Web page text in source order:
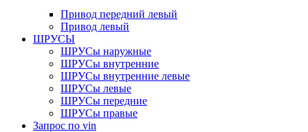
Привод передний левый
Привод левый
ШРУСЫ
ШРУСы наружные
ШРУСы внутренние
ШРУСы внутренние левые
ШРУСы левые
ШРУСы передние
ШРУСы правые
Запрос по vin